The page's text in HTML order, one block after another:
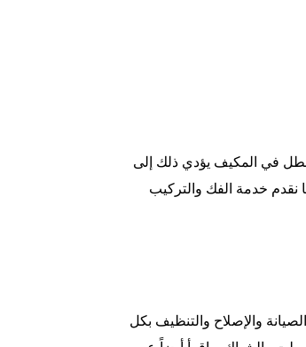
في المكيف يؤدي ذلك إلى
نقدم خدمة الفك والتركيب
والإصلاح والتنظيف بكل